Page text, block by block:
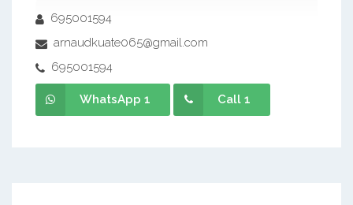
695001594
arnaudkuate065@gmail.com
695001594
WhatsApp 1 Call 1